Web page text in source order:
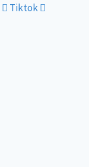
Tiktok